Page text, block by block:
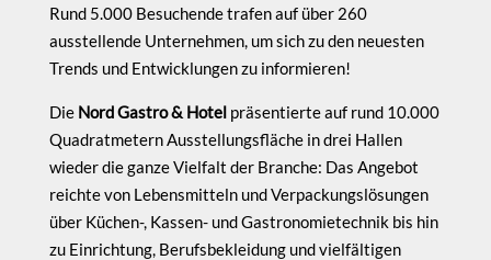
Rund 5.000 Besuchende trafen auf über 260
ausstellende Unternehmen, um sich zu den neuesten
Trends und Entwicklungen zu informieren!
Die Nord Gastro & Hotelpräsentierte auf rund 10.000
Quadratmetern Ausstellungsfläche in drei Hallen
wieder die ganze Vielfalt der Branche: Das Angebot
reichte von Lebensmitteln und Verpackungslösungen
über Küchen-, Kassen- und Gastronomietechnik bis hin
zu Einrichtung, Berufsbekleidung und vielfältigen